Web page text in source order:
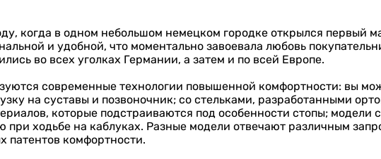
когда в одном небольшом немецком городке открылся первый
и удобной, что моментально завоевала любовь
во всех уголках Германии, а затем и по всей Европе.
современные технологии повышенной комфортности: вы
на суставы и позвоночник; со стельками, разработанными
которые подстраиваются под особенности стопы; модели
при ходьбе на каблуках. Разные модели отвечают различным
патентов комфортности.